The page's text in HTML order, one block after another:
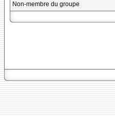
Non-membre du groupe